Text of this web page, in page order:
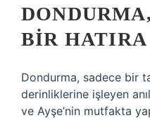
BIR HATIRA
Dondurma, sadece bir
derinliklerine işleyen
ve Ayşe’nin mutfakta